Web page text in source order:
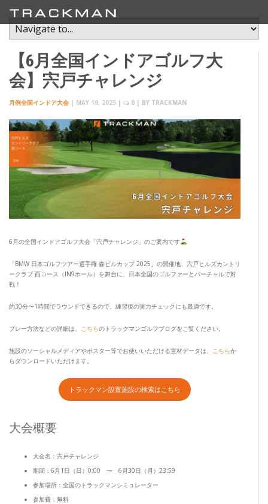
【6月全国インドアゴルフ大
会】宍戸チャレンジ
月例全国インドア大会 | MAY 19, 2025 | 0 | BY TRACKMAN
6月の全国インドアゴルフ大会「宍戸チャレンジ」のご案内です
「BMW 日本ゴルフツアー選手権 森ビルカップ 2025」の開催地、宍戸ヒルズカントリ
ークラブ 西コース（IN9ホール）を舞台に、日本全国のゴルファーとバーチャルで対
戦！
約30分〜1時間でラウンドできるので、練習後の実力チェックにも最適です。
プレー方法などの詳細は、 こちらのトラックマンゴルフブログをご覧ください。
施設のソーシャルメディアやポスター等でお使いいただける宣材データは、 こちらか
らダウンロードいただけます。
トラックマン設置施設の検索はこちら
大会概要
大会名：宍戸チャレンジ
期間：6月1日（日）0:00 〜 6月30日（月）23:59
参加場所：全国のトラックマンシミュレーター
参加費：無料